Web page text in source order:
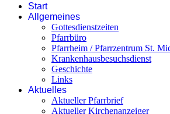
Start
Allgemeines
Gottesdienstzeiten
Pfarrbüro
Pfarrheim / Pfarrzentrum St.
Krankenhausbesuchsdienst
Geschichte
Links
Aktuelles
Aktueller Pfarrbrief
Aktueller Kirchenanzeiger